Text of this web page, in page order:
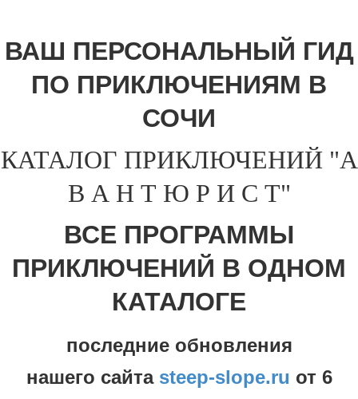
ВАШ ПЕРСОНАЛЬНЫЙ ГИД
ПО ПРИКЛЮЧЕНИЯМ В
СОЧИ
КАТАЛОГ ПРИКЛЮЧЕНИЙ "А
В А Н Т Ю Р И С Т"
ВСЕ ПРОГРАММЫ
ПРИКЛЮЧЕНИЙ В ОДНОМ
КАТАЛОГЕ
последние обновления
нашего сайта steep-slope.ru от 6